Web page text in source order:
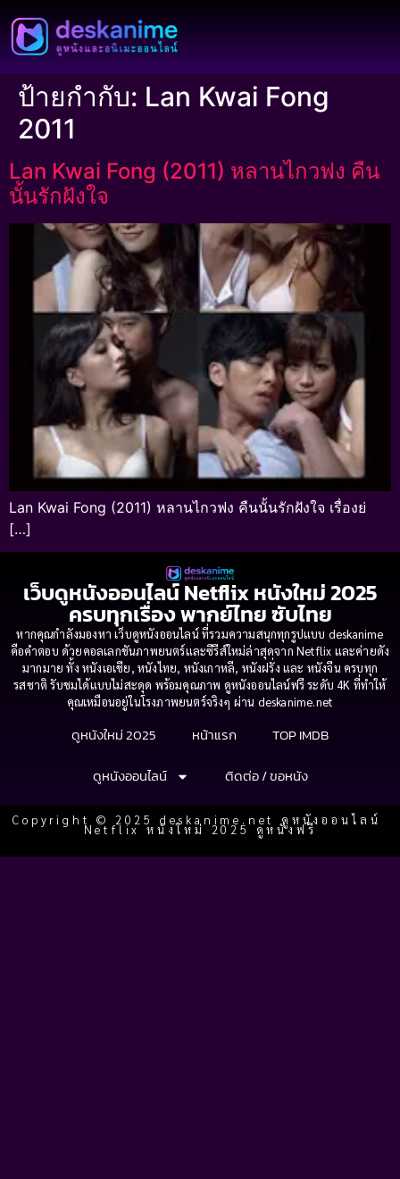
ป้ายกำกับ: Lan Kwai Fong
2011
Lan Kwai Fong (2011) หลานไกวฟง คืน
นั้นรักฝังใจ
Lan Kwai Fong (2011) หลานไกวฟง คืนนั้นรักฝังใจ เรื่องย่
[…]
เว็บดูหนังออนไลน์ Netflix หนังใหม่ 2025
ครบทุกเรื่อง พากย์ไทย ซับไทย
หากคุณกำลังมองหา เว็บดูหนังออนไลน์ ที่รวมความสนุกทุกรูปแบบ deskanime
คือคำตอบ ด้วยคอลเลกชันภาพยนตร์และซีรีส์ใหม่ล่าสุดจาก Netflix และค่ายดัง
มากมาย ทั้ง หนังเอเชีย, หนังไทย, หนังเกาหลี, หนังฝรั่ง และ หนังจีน ครบทุก
รสชาติ รับชมได้แบบไม่สะดุด พร้อมคุณภาพ ดูหนังออนไลน์ฟรี ระดับ 4K ที่ทำให้
คุณเหมือนอยู่ในโรงภาพยนตร์จริงๆ ผ่าน deskanime.net
ดูหนังใหม่ 2025 หน้าแรก
TOP IMDB
ดูหนังออนไลน์
ติดต่อ / ขอหนัง
Copyright © 2025 deskanime.net ดูหนังออนไลน์
Netflix หนังใหม่ 2025 ดูหนังฟรี